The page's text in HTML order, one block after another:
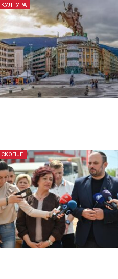
КУЛТУРА
СКОПЈЕ